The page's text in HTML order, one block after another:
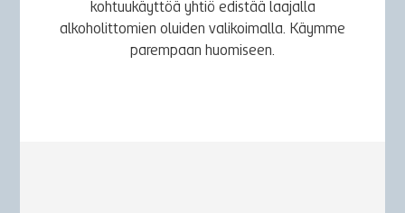
kohtuukäyttöä yhtiö edistää laajalla
alkoholittomien oluiden valikoimalla. Käymme
parempaan huomiseen.